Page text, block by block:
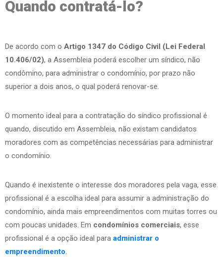
Quando contratá-lo?
De acordo com o Artigo 1347 do Código Civil (Lei Federal
10.406/02), a Assembleia poderá escolher um síndico, não
condômino, para administrar o condomínio, por prazo não
superior a dois anos, o qual poderá renovar-se.
O momento ideal para a contratação do síndico profissional é
quando, discutido em Assembleia, não existam candidatos
moradores com as competências necessárias para administrar
o condomínio.
Quando é inexistente o interesse dos moradores pela vaga, esse
profissional é a escolha ideal para assumir a administração do
condomínio, ainda mais empreendimentos com muitas torres ou
com poucas unidades. Em condomínios comerciais, esse
profissional é a opção ideal para administrar o
empreendimento.